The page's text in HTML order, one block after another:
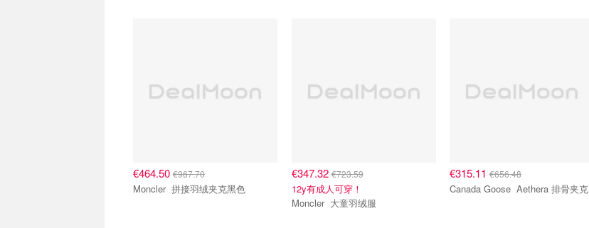
€464.50 €967.70
Moncler 拼接羽绒夹克黑色
€347.32€723.59
12y有成人可穿！
Moncler 大童羽绒服
€315.11 €656.48
Canada Goose Aethera 排骨夹克